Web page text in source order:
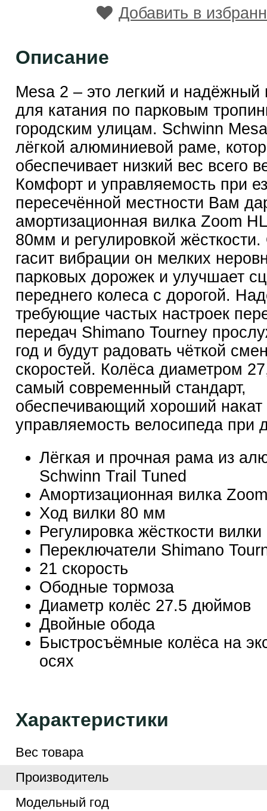
Добавить в
Описание
Mesa 2 – это легкий и надёжный
для катания по парковым
городским улицам. Schwinn
лёгкой алюминиевой раме,
обеспечивает низкий вес всего
Комфорт и управляемость при
пересечённой местности Вам
амортизационная вилка Zoom
80мм и регулировкой
гасит вибрации он мелких
парковых дорожек и улучшает
переднего колеса с дорогой.
требующие частых настроек
передач Shimano Tourney
год и будут радовать чёткой
скоростей. Колёса диаметром
самый современный стандарт,
обеспечивающий хороший накат
управляемость велосипеда при
Лёгкая и прочная рама из
Schwinn Trail Tuned
Амортизационная вилка
Ход вилки 80 мм
Регулировка жёсткости вилки
Переключатели Shimano
21 скорость
Ободные тормоза
Диаметр колёс 27.5 дюймов
Двойные обода
Быстросъёмные колёса на
осях
Характеристики
Вес товара
Производитель
Модельный год